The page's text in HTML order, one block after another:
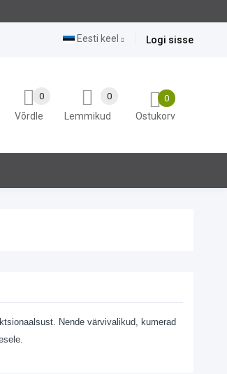
Logi sisse
Eesti keel
0
Ostukorv
Lemmikud
0
Võrdle
0
Nende värvivalikud, kumerad